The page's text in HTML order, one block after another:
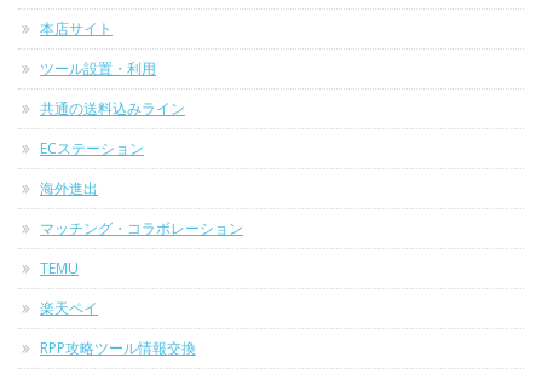
本店サイト
ツール設置・利用
共通の送料込みライン
ECステーション
海外進出
マッチング・コラボレーション
TEMU
楽天ペイ
RPP攻略ツール情報交換